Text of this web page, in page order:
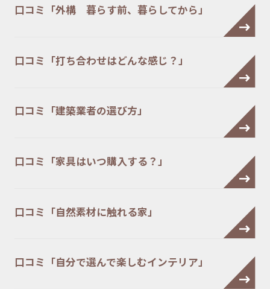
口コミ「外構 暮らす前、暮らしてから」
口コミ「打ち合わせはどんな感じ？」
口コミ「建築業者の選び方」
口コミ「家具はいつ購入する？」
口コミ「自然素材に触れる家」
口コミ「自分で選んで楽しむインテリア」